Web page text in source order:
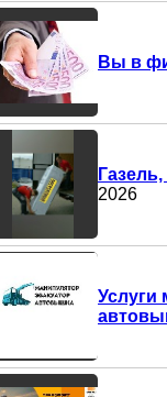
Вы в
2026
Услуги